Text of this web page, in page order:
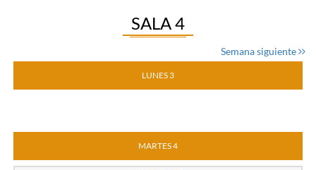
SALA 4
Semana siguiente
LUNES 3
MARTES 4